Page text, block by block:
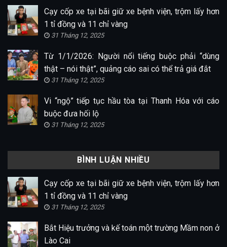
Cạy cốp xe tại bãi giữ xe bệnh viện, trộm lấy hơn
1 tỉ đồng và 11 chỉ vàng
31 Tháng 12, 2025
Từ 1/1/2026: Người nổi tiếng buộc phải “dùng
thật – nói thật”, quảng cáo sai có thể trả giá đắt
31 Tháng 12, 2025
Vi “ngộ” tiếp tục hầu tòa tại Thanh Hóa với cáo
buộc đưa hối lộ
31 Tháng 12, 2025
BÌNH LUẬN NHIỀU
Cạy cốp xe tại bãi giữ xe bệnh viện, trộm lấy hơn
1 tỉ đồng và 11 chỉ vàng
31 Tháng 12, 2025
Bắt Hiệu trưởng và kế toán một trường Mầm non ở
Lào Cai